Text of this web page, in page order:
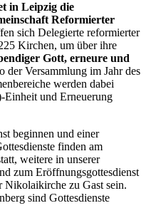
in Leipzig die
Reformierter
sich Delegierte reformierter
Kirchen, um über ihre
Gott, erneure und
der Versammlung im Jahr des
werden dabei
und Erneuerung
beginnen und einer
finden am
weitere in unserer
zum Eröffnungsgottesdienst
Nikolaikirche zu Gast sein.
sind Gottesdienste